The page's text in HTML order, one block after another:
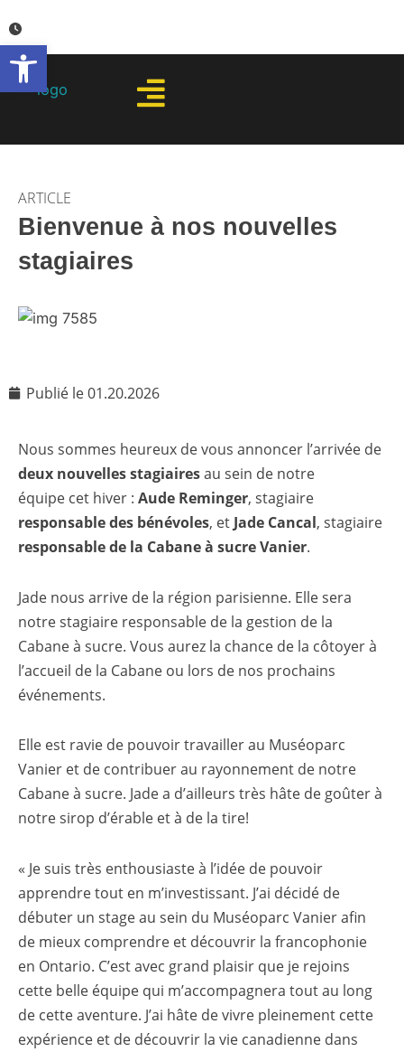
au
contenu
ARTICLE
Bienvenue à nos nouvelles
stagiaires
Publié le01.20.2026
Nous sommes heureux de vous annoncer l’arrivée de
deux nouvelles stagiairesau sein de notre
équipe cet hiver : Aude Reminger, stagiaire
responsable des bénévoles, et Jade Cancal, stagiaire
responsable de la Cabane à sucre Vanier.
Jade nous arrive de la région parisienne. Elle sera
notre stagiaire responsable de la gestion de la
Cabane à sucre. Vous aurez la chance de la côtoyer à
l’accueil de la Cabane ou lors de nos prochains
événements.
Elle est ravie de pouvoir travailler au Muséoparc
Vanier et de contribuer au rayonnement de notre
Cabane à sucre. Jade a d’ailleurs très hâte de goûter à
notre sirop d’érable et à de la tire!
« Je suis très enthousiaste à l’idée de pouvoir
apprendre tout en m’investissant. J’ai décidé de
débuter un stage au sein du Muséoparc Vanier afin
de mieux comprendre et découvrir la francophonie
en Ontario. C’est avec grand plaisir que je rejoins
cette belle équipe qui m’accompagnera tout au long
de cette aventure. J’ai hâte de vivre pleinement cette
expérience et de découvrir la vie canadienne dans
Ouvrir la barre d’outils